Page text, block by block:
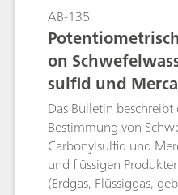
Zudem ist die
Magnesium in
Gemüsesäfte, Wein)
photometrische Teil
der Gesamt- und
indirekt der
Eriochromschwarz T
Indikator (nach DIN
AB-135
on
sulfid und
odukten
Das Bulletin
Bestimmung von
Carbonylsulfid und
und flüssigen
(Erdgas, Flüssiggas,